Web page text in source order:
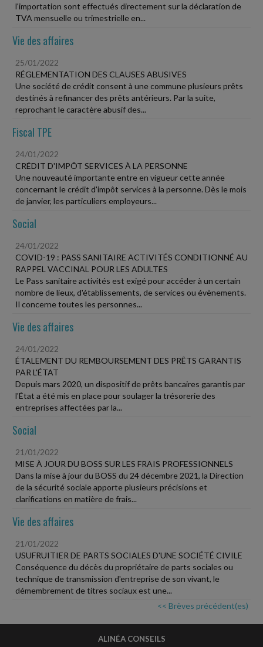
l'importation sont effectués directement sur la déclaration de
TVA mensuelle ou trimestrielle en...
Vie des affaires
25/01/2022
RÉGLEMENTATION DES CLAUSES ABUSIVES
Une société de crédit consent à une commune plusieurs prêts
destinés à refinancer des prêts antérieurs. Par la suite,
reprochant le caractère abusif des...
Fiscal TPE
24/01/2022
CRÉDIT D'IMPÔT SERVICES À LA PERSONNE
Une nouveauté importante entre en vigueur cette année
concernant le crédit d'impôt services à la personne. Dès le mois
de janvier, les particuliers employeurs...
Social
24/01/2022
COVID-19 : PASS SANITAIRE ACTIVITÉS CONDITIONNÉ AU
RAPPEL VACCINAL POUR LES ADULTES
Le Pass sanitaire activités est exigé pour accéder à un certain
nombre de lieux, d'établissements, de services ou évènements.
Il concerne toutes les personnes...
Vie des affaires
24/01/2022
ÉTALEMENT DU REMBOURSEMENT DES PRÊTS GARANTIS
PAR L'ÉTAT
Depuis mars 2020, un dispositif de prêts bancaires garantis par
l'État a été mis en place pour soulager la trésorerie des
entreprises affectées par la...
Social
21/01/2022
MISE À JOUR DU BOSS SUR LES FRAIS PROFESSIONNELS
Dans la mise à jour du BOSS du 24 décembre 2021, la Direction
de la sécurité sociale apporte plusieurs précisions et
clarifications en matière de frais...
Vie des affaires
21/01/2022
USUFRUITIER DE PARTS SOCIALES D'UNE SOCIÉTÉ CIVILE
Conséquence du décès du propriétaire de parts sociales ou
technique de transmission d'entreprise de son vivant, le
démembrement de titres sociaux est une...
<< Brèves précédent(es)
ALINÉA CONSEILS